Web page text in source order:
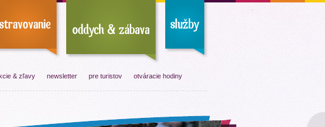
& zľavy newsletter pre turistov otváracie hodiny